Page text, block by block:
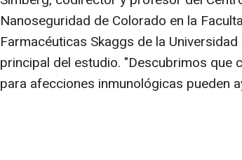
Nanoseguridad de Colorado en la
Farmacéuticas Skaggs de la
principal del estudio. "Descubrimos que
para afecciones inmunológicas pueden